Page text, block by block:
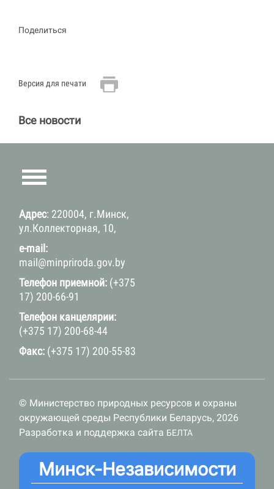
Поделиться
Версия для печати
Все новости
Адрес: 220004, г.Минск,
ул.Коллекторная, 10,
e-mail:
mail@minpriroda.gov.by
Телефон приемной: (+375
17) 200-66-91
Телефон канцелярии:
(+375 17) 200-68-44
Факс: (+375 17) 200-55-83
© Министерство природных ресурсов и охраны
окружающей среды Республики Беларусь, 2026
Разработка и поддержка сайта БЕЛТА
Минск-Независимости